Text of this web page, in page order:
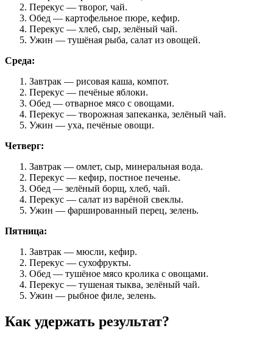
Перекус — творог, чай.
Обед — картофельное пюре, кефир.
Перекус — хлеб, сыр, зелёный чай.
Ужин — тушёная рыба, салат из овощей.
Среда:
Завтрак — рисовая каша, компот.
Перекус — печёные яблоки.
Обед — отварное мясо с овощами.
Перекус — творожная запеканка, зелёный чай.
Ужин — уха, печёные овощи.
Четверг:
Завтрак — омлет, сыр, минеральная вода.
Перекус — кефир, постное печенье.
Обед — зелёный борщ, хлеб, чай.
Перекус — салат из варёной свеклы.
Ужин — фаршированный перец, зелень.
Пятница:
Завтрак — мюсли, кефир.
Перекус — сухофрукты.
Обед — тушёное мясо кролика с овощами.
Перекус — тушеная тыква, зелёный чай.
Ужин — рыбное филе, зелень.
Как удержать результат?